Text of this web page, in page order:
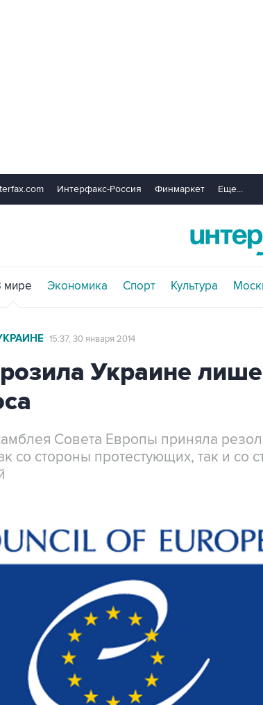
Интерфакс-Россия Финмаркет Еще...
мире Экономика Спорт Культура
15:37, 30 января 2014
Украине
Совета Европы приняла
со стороны протестующих, так и со